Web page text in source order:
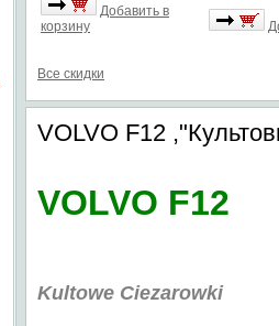
Добавить в
корзину
Все скидки
VOLVO F12
VOLVO F12
Kultowe Ciezarowki